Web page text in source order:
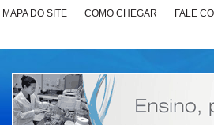
MAPA DO SITE COMO CHEGAR FALE